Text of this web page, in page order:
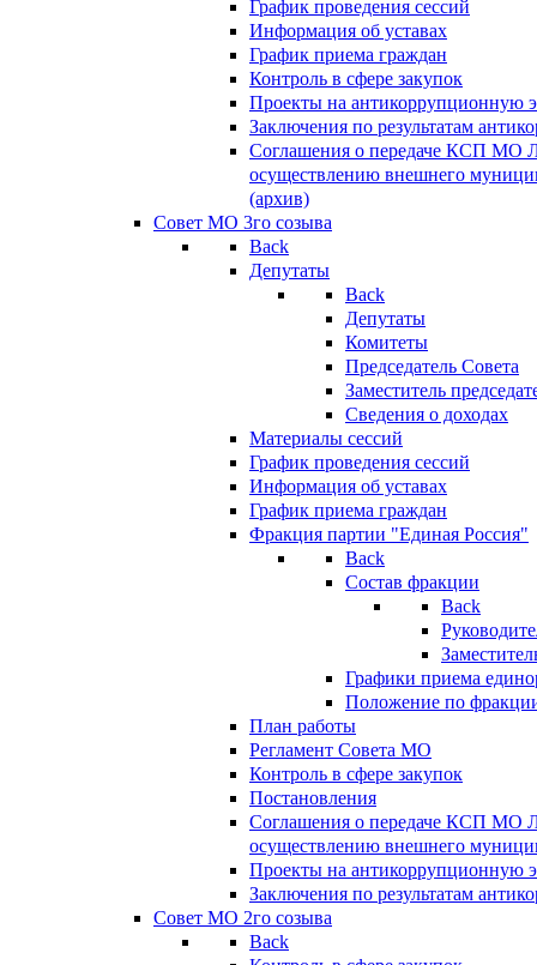
График проведения сессий
Информация об уставах
График приема граждан
Контроль в сфере закупок
Проекты на антикоррупционную
Заключения по результатам
Соглашения о передаче КСП МО
осуществлению внешнего
(архив)
Совет МО 3го созыва
Back
Депутаты
Back
Депутаты
Комитеты
Председатель Совета
Заместитель
Сведения о доходах
Материалы сессий
График проведения сессий
Информация об уставах
График приема граждан
Фракция партии "Единая Россия"
Back
Состав фракции
Back
Графики приема
Положение по
План работы
Регламент Совета МО
Контроль в сфере закупок
Постановления
Соглашения о передаче КСП МО
осуществлению внешнего
Проекты на антикоррупционную
Заключения по результатам
Совет МО 2го созыва
Back